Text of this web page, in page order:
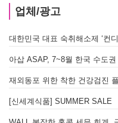
업체/광고
아삽 ASAP, 7~8월 한국 수도
재외동포 위한 착한 건강검진
[신세계식품] SUMMER SALE